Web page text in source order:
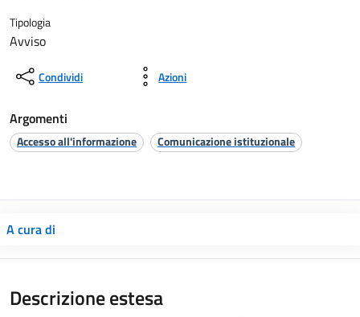
Tipologia
Avviso
Condividi Azioni
Argomenti
Accesso all'informazione Comunicazione istituzionale
A cura di
Descrizione estesa